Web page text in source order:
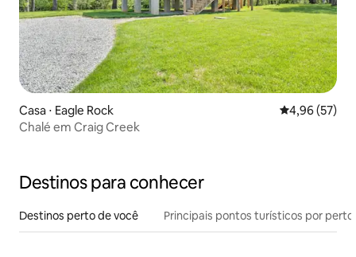
Casa ⋅ Eagle Rock 4,96 de uma
4,96 (57)
Chalé em Craig Creek
Destinos para conhecer
Destinos perto de você Principais pontos turísticos por perto